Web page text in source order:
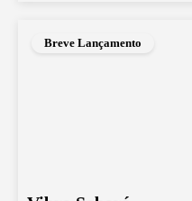
Breve Lançamento